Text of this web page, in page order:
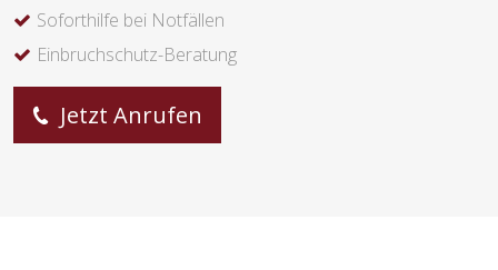
Soforthilfe bei Notfällen
Einbruchschutz-Beratung
Jetzt Anrufen